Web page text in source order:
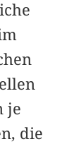
je
die